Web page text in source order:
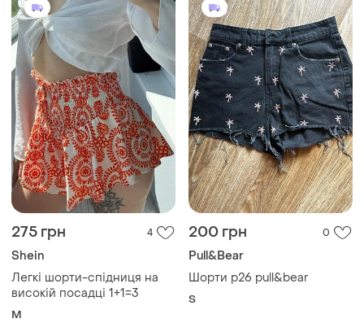
275 грн 4
Shein
Легкі шорти-спідниця на
високій посадці 1+1=3
M
200 грн 0
Pull&Bear
Шорти р26 pull&bear
S